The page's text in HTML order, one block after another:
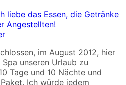
liebe das Essen, die Getränke
Angestellten!
im August 2012, hier
unseren Urlaub zu
Tage und 10 Nächte und
Ich würde jedem